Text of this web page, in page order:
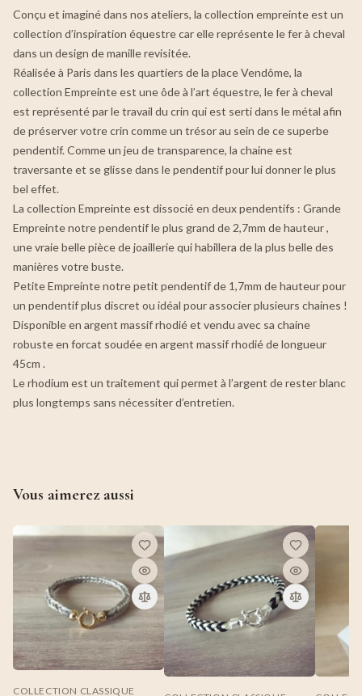
Conçu et imaginé dans nos ateliers, la collection empreinte est un
collection d’inspiration équestre car elle représente le fer à cheval
dans un design de manille revisitée.
Réalisée à Paris dans les quartiers de la place Vendôme, la
collection Empreinte est une ôde à l’art équestre, le fer à cheval
est représenté par le travail du crin qui est serti dans le métal afin
de préserver votre crin comme un trésor au sein de ce superbe
pendentif. Comme un jeu de transparence, la chaine est
traversante et se glisse dans le pendentif pour lui donner le plus
bel effet.
La collection Empreinte est dissocié en deux pendentifs : Grande
Empreinte notre pendentif le plus grand de 2,7mm de hauteur ,
une vraie belle pièce de joaillerie qui habillera de la plus belle des
manières votre buste.
Petite Empreinte notre petit pendentif de 1,7mm de hauteur pour
un pendentif plus discret ou idéal pour associer plusieurs chaines !
Disponible en argent massif rhodié et vendu avec sa chaine
robuste en forcat soudée en argent massif rhodié de longueur
45cm .
Le rhodium est un traitement qui permet à l’argent de rester blanc
plus longtemps sans nécessiter d’entretien.
Vous aimerez aussi
COLLECTION CLASSIQUE